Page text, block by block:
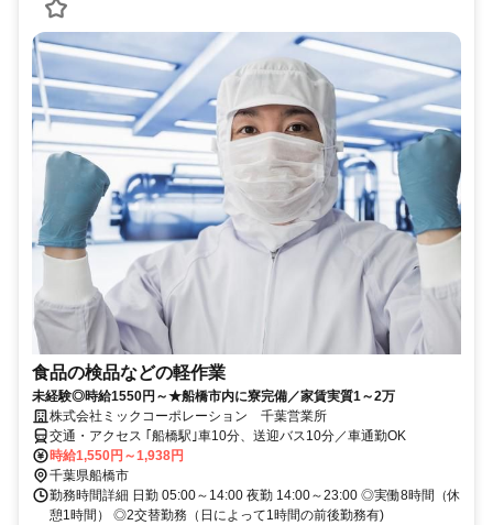
食品の検品などの軽作業
未経験◎時給1550円～★船橋市内に寮完備／家賃実質1～2万
株式会社ミックコーポレーション 千葉営業所
交通・アクセス ｢船橋駅｣車10分、送迎バス10分／車通勤OK
時給1,550円～1,938円
千葉県船橋市
勤務時間詳細 日勤 05:00～14:00 夜勤 14:00～23:00 ◎実働8時間（休
憩1時間） ◎2交替勤務（日によって1時間の前後勤務有)